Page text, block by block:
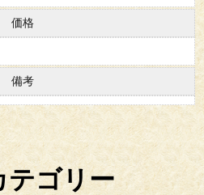
価格
備考
テゴリー